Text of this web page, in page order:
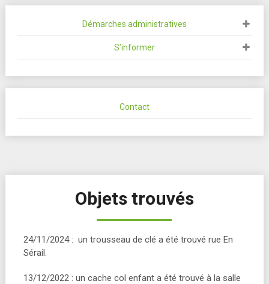
Démarches administratives
S’informer
Contact
Objets trouvés
24/11/2024 : un trousseau de clé a été trouvé rue En
Sérail.
13/12/2022 : un cache col enfant a été trouvé à la salle